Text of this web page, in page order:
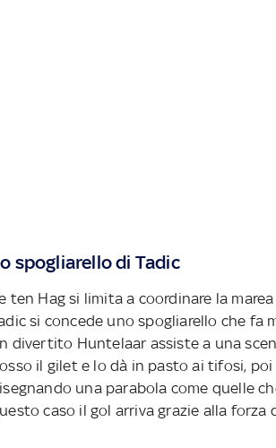
spogliarello di Tadic
ten Hag si limita a coordinare la
si concede uno spogliarello che
divertito Huntelaar assiste a una
il gilet e lo dà in pasto ai tifosi,
una parabola come quelle
caso il gol arriva grazie alla forza